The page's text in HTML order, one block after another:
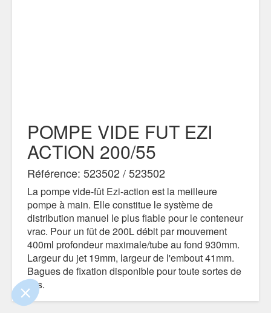
que le contenu de ce site vous intéresse
on aimerait bien vous accompagner
certifiés par
Je choisis OK pour moi
POMPE VIDE FUT EZI
ACTION 200/55
Référence: 523502 / 523502
La pompe vide-fût Ezi-action est la meilleure
pompe à main. Elle constitue le système de
distribution manuel le plus fiable pour le conteneur
vrac. Pour un fût de 200L débit par mouvement
400ml profondeur maximale/tube au fond 930mm.
Largeur du jet 19mm, largeur de l'embout 41mm.
Bagues de fixation disponible pour toute sortes de
fûts.